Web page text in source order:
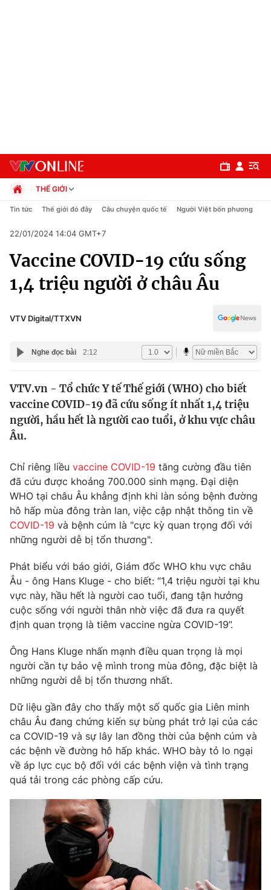
Chuyên mục
Chính trị
Pháp luật
Thế giới
Tin tức
Thế giới đó đây
Câu chuyện quốc tế
Tài chính
Thị trường
Góc doanh nghiệp
Dữ liệu và đời sống
Truyền hình
Phim VTV
Hậu trường
Nhân vật
Khán giả
Giải sao mai
Điện ảnh
Âm nhạc
Sao
Đời sống
Du lịch
Chất lượng cuộc sống
Giáo dục
Tuyển sinh
Học trực tuyến
Công nghệ
Hitech Công nghệ tương lai
Sản phẩm
Thị trường
Tư vấn
Lịch phát sóng
Chuyên mục khác
Emagazine Podcast
Infographic
Video Shorts video
THẾ GIỚI
Chính trị
Pháp luật
Kinh tế
Thể thao
Truyền hình
Y tế
Công nghệ
Tin tức Thế giới đó đây Câu chuyện quốc tế Người Việt bốn phương
22/01/2024 14:04 GMT+7
Vaccine COVID-19 cứu sống
1,4 triệu người ở châu Âu
VTV Digital/TTXVN
Nghe đọc bài 2:12
VTV.vn - Tổ chức Y tế Thế giới (WHO) cho biết
vaccine COVID-19 đã cứu sống ít nhất 1,4 triệu
người, hầu hết là người cao tuổi, ở khu vực châu
Âu.
Chỉ riêng liều vaccine COVID-19 tăng cường đầu tiên
đã cứu được khoảng 700.000 sinh mạng. Đại diện
WHO tại châu Âu khẳng định khi làn sóng bệnh đường
hô hấp mùa đông tràn lan, việc cập nhật thông tin về
COVID-19 và bệnh cúm là "cực kỳ quan trọng đối với
những người dễ bị tổn thương".
Phát biểu với báo giới, Giám đốc WHO khu vực châu
Âu - ông Hans Kluge - cho biết: “1,4 triệu người tại khu
vực này, hầu hết là người cao tuổi, đang tận hưởng
cuộc sống với người thân nhờ việc đã đưa ra quyết
định quan trọng là tiêm vaccine ngừa COVID-19”.
Ông Hans Kluge nhấn mạnh điều quan trọng là mọi
người cần tự bảo vệ mình trong mùa đông, đặc biệt là
những người dễ bị tổn thương nhất.
Dữ liệu gần đây cho thấy một số quốc gia Liên minh
châu Âu đang chứng kiến sự bùng phát trở lại của các
ca COVID-19 và sự lây lan đồng thời của bệnh cúm và
các bệnh về đường hô hấp khác. WHO bày tỏ lo ngại
về áp lực cục bộ đối với các bệnh viện và tình trạng
quá tải trong các phòng cấp cứu.